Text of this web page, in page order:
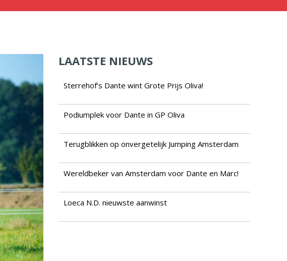
LAATSTE NIEUWS
Sterrehof’s Dante wint Grote Prijs Oliva!
Podiumplek voor Dante in GP Oliva
Terugblikken op onvergetelijk Jumping Amsterdam
Wereldbeker van Amsterdam voor Dante en Marc!
Loeca N.D. nieuwste aanwinst